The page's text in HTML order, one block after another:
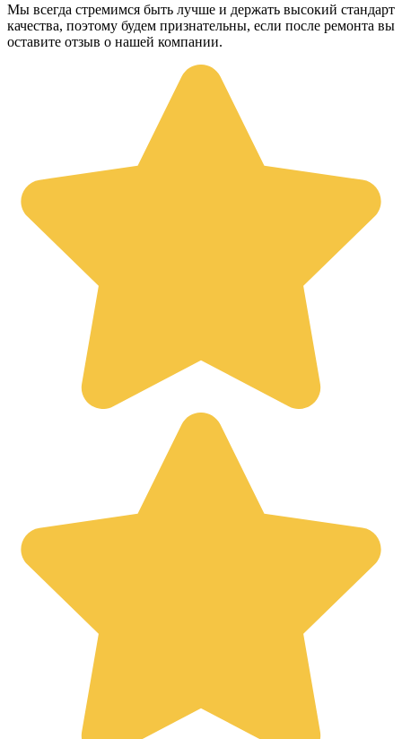
Мы всегда стремимся быть лучше и держать высокий стандарт
качества, поэтому будем признательны, если после ремонта вы
оставите отзыв о нашей компании.